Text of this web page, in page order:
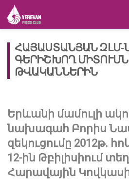
ՀԱՅԱՍՏԱՆՅԱՆ ԶԼՄ-
ԳԵՐԻՇԽՈՂ
ԹՎԱԿԱՆՆԵՐԻՆ
Երևանի մամուլի
նախագահ Բորիս
զեկուցումը 2012թ.
12-ին Թբիլիսիում
Հարավային